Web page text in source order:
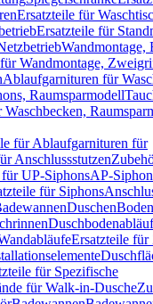
Ersatzteile für
Ersatzteile für
Wandmontage,
Wandmontage,
Ablaufgarnituren für
Raumsparmodell
für Ablaufgarnituren für
Anschlussstutzen
UP-SiphonsAP-
für Siphons
Duschen
Ersatzteile
für Spezifische
für Walk-in-Dusche